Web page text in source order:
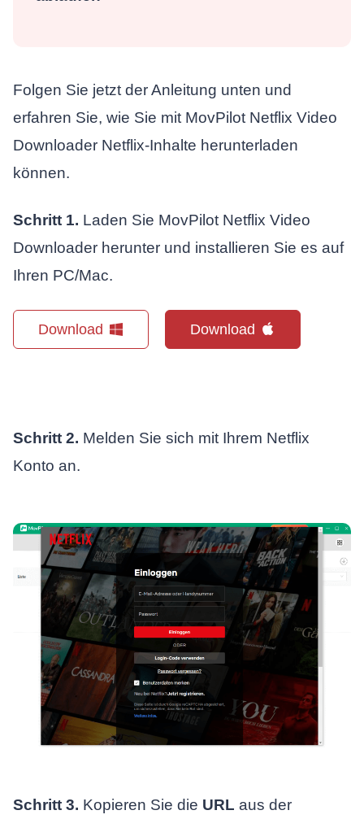
Folgen Sie jetzt der Anleitung unten und
erfahren Sie, wie Sie mit MovPilot Netflix Video
Downloader Netflix-Inhalte herunterladen
können.
Schritt 1. Laden Sie MovPilot Netflix Video
Downloader herunter und installieren Sie es auf
Ihren PC/Mac.
Download Download
Schritt 2. Melden Sie sich mit Ihrem Netflix
Konto an.
Schritt 3. Kopieren Sie die URL aus der